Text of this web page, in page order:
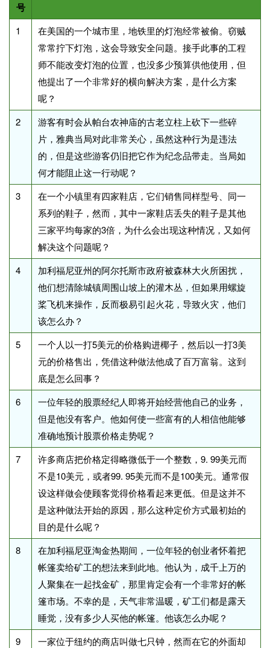
号
1
在美国的一个城市里，地铁里的灯泡经常被偷。窃贼
常常拧下灯泡，这会导致安全问题。接手此事的工程
师不能改变灯泡的位置，也没多少预算供他使用，但
他提出了一个非常好的横向解决方案，是什么方案
呢？
2
游客有时会从帕台农神庙的古老立柱上砍下一些碎
片，雅典当局对此非常关心，虽然这种行为是违法
的，但是这些游客仍旧把它作为纪念品带走。当局如
何才能阻止这一行动呢？
3
在一个小镇里有四家鞋店，它们销售同样型号、同一
系列的鞋子，然而，其中一家鞋店丢失的鞋子是其他
三家平均每家的3倍，为什么会出现这种情况，又如何
解决这个问题呢？
4
加利福尼亚州的阿尔托斯市政府被森林大火所困扰，
他们想清除城镇周围山坡上的灌木丛，但如果用螺旋
桨飞机来操作，反而极易引起火花，导致火灾，他们
该怎么办？
5
一个人以一打5美元的价格购进椰子，然后以一打3美
元的价格售出，凭借这种做法他成了百万富翁。这到
底是怎么回事？
6
一位年轻的股票经纪人即将开始经营他自己的业务，
但是他没有客户。他如何使一些富有的人相信他能够
准确地预计股票价格走势呢？
7
许多商店把价格定得略微低于一个整数，9. 99美元而
不是10美元，或者99. 95美元而不是100美元。通常假
设这样做会使顾客觉得价格看起来更低。但是这并不
是这种做法开始的原因，那么这种定价方式最初始的
目的是什么呢？
8
在加利福尼亚淘金热期间，一位年轻的创业者怀着把
帐篷卖给矿工的想法来到此地。他认为，成千上万的
人聚集在一起找金矿，那里肯定会有一个非常好的帐
篷市场。不幸的是，天气非常温暖，矿工们都是露天
睡觉，没有多少人买他的帐篷。他该怎么办呢？
9
一家位于纽约的商店叫做七只钟，然而在它的外面却